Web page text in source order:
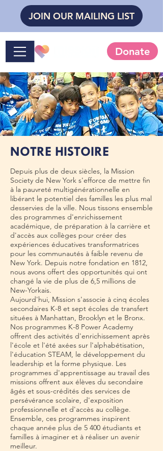
JOIN OUR MAILING LIST
Donate
NOTRE HISTOIRE
Depuis plus de deux siècles, la Mission
Society de New York s'efforce de mettre fin
à la pauvreté multigénérationnelle en
libérant le potentiel des familles les plus mal
desservies de la ville. Nous tissons ensemble
des programmes d'enrichissement
académique, de préparation à la carrière et
d'accès aux collèges pour créer des
expériences éducatives transformatrices
pour les communautés à faible revenu de
New York. Depuis notre fondation en 1812,
nous avons offert des opportunités qui ont
changé la vie de plus de 6,5 millions de
New-Yorkais.
Aujourd'hui, Mission s'associe à cinq écoles
secondaires K-8 et sept écoles de transfert
situées à Manhattan, Brooklyn et le Bronx.
Nos programmes K-8 Power Academy
offrent des activités d'enrichissement après
l'école et l'été axées sur l'alphabétisation,
l'éducation STEAM, le développement du
leadership et la forme physique. Les
programmes d'apprentissage au travail des
missions offrent aux élèves du secondaire
âgés et sous-crédités des services de
persévérance scolaire, d'exposition
professionnelle et d'accès au collège.
Ensemble, ces programmes inspirent
chaque année plus de 5 400 étudiants et
familles à imaginer et à réaliser un avenir
meilleur.